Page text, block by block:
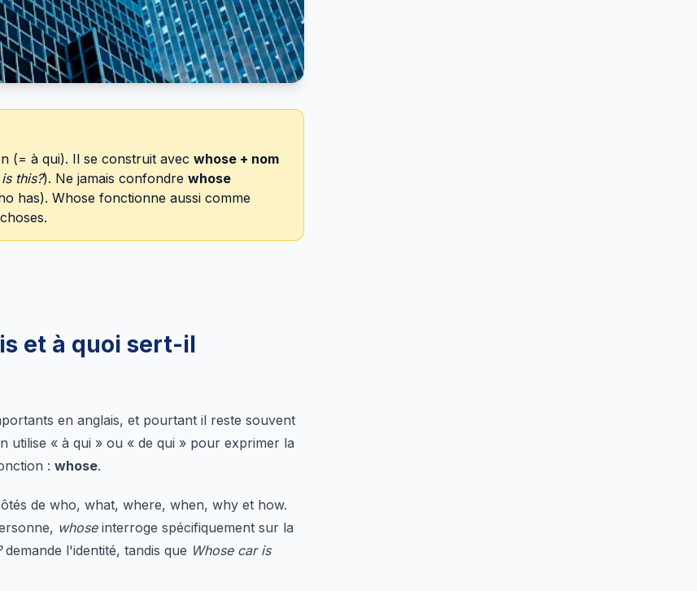
(= à qui). Il se construit avec whose + nom
this?). Ne jamais confondre whose
has). Whose fonctionne aussi comme
et à quoi sert-il
en anglais, et pourtant il reste souvent
utilise « à qui » ou « de qui » pour exprimer la
: whose.
de who, what, where, when, why et how.
whoseinterroge spécifiquement sur la
demande l'identité, tandis que Whose car is